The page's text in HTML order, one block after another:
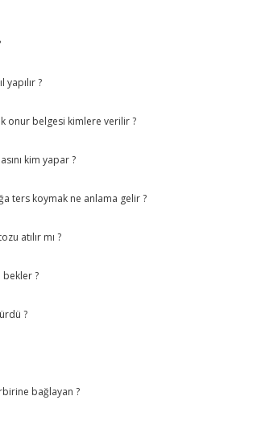
yapılır ?
onur belgesi kimlere verilir ?
kim yapar ?
ters koymak ne anlama gelir ?
atılır mı ?
bekler ?
?
bağlayan ?